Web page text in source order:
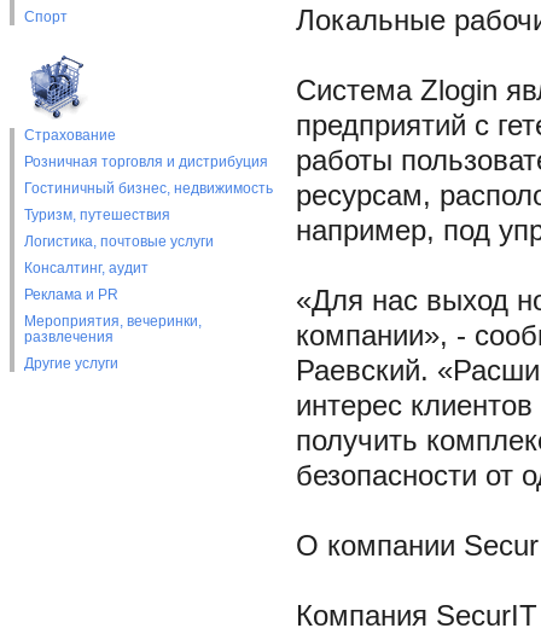
Спорт
Страхование
Розничная торговля и дистрибуция
Гостиничный бизнес, недвижимость
Туризм, путешествия
Логистика, почтовые услуги
Консалтинг, аудит
Реклама и PR
Мероприятия, вечеринки,
развлечения
Другие услуги
Локальные
Система Zlogin
предприятий с
работы
ресурсам,
например, под
«Для нас выход
компании», -
Раевский.
интерес
получить
безопасности от
О компании
Компания